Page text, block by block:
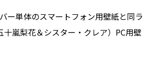
ー単体のスマートフォン用壁紙と同ラ
嵐梨花＆シスター・クレア）PC用壁